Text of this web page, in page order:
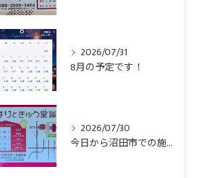
2026/07/31
8月の予定です！
2026/07/30
今日から沼田市での施術がスタートです！